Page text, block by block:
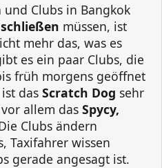
Clubs in Bangkok
müssen, ist
mehr das, was es
es ein paar Clubs, die
früh morgens geöffnet
das Scratch Dog sehr
allem das Spycy,
Clubs ändern
Taxifahrer wissen
gerade angesagt ist.